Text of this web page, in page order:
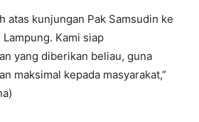
atas kunjungan Pak Samsudin ke
Kami siap
yang diberikan beliau, guna
maksimal kepada masyarakat,”